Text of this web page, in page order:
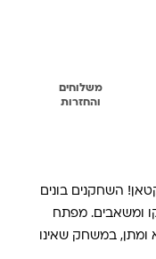
משלוחים
והחזרות
השחקנים בונים
ומשאבים. מפתח
ומתן, במשחק שאינו